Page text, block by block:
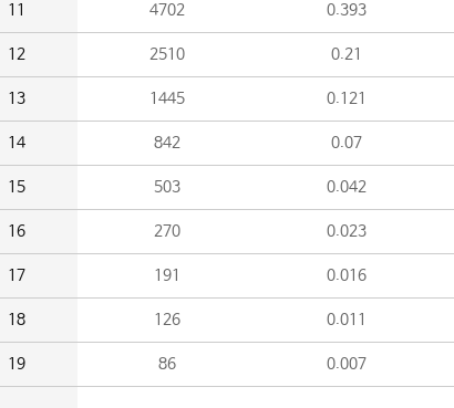
11 4702 0.393
12 2510 0.21
13 1445 0.121
14 842 0.07
15 503 0.042
16 270 0.023
17 191 0.016
18 126 0.011
19 86 0.007